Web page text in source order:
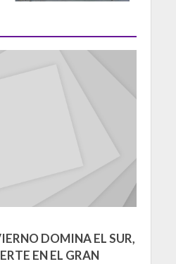
DOMINA EL SUR,
EN EL GRAN